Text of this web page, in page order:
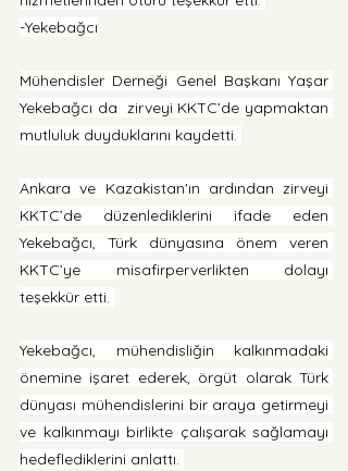
-Yekebağcı
Mühendisler Derneği Genel Başkanı Yaşar
Yekebağcı da  zirveyi KKTC’de yapmaktan
mutluluk duyduklarını kaydetti.
Ankara ve Kazakistan'ın ardından zirveyi
KKTC’de düzenlediklerini ifade eden
Yekebağcı, Türk dünyasına önem veren
KKTC’ye misafirperverlikten dolayı
teşekkür etti.
Yekebağcı, mühendisliğin kalkınmadaki
önemine işaret ederek, örgüt olarak Türk
dünyası mühendislerini bir araya getirmeyi
ve kalkınmayı birlikte çalışarak sağlamayı
hedeflediklerini anlattı.